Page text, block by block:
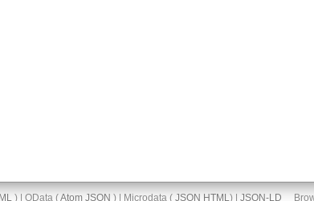
) | OData (Atom JSON ) | Microdata ( JSON HTML) | JSON-LD